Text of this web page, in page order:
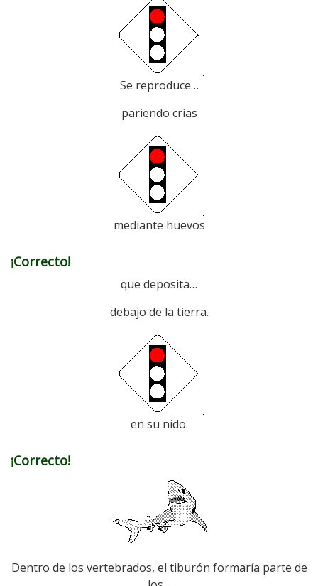
Se reproduce…
pariendo crías
mediante huevos
¡Correcto!
que deposita…
debajo de la tierra.
en su nido.
¡Correcto!
Dentro de los vertebrados, el tiburón formaría parte de